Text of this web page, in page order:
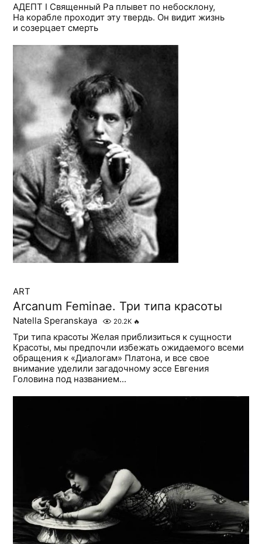
АДЕПТ I Священный Ра плывет по небосклону,
На корабле проходит эту твердь. Он видит жизнь
и созерцает смерть
ART
Arcanum Feminae. Три типа красоты
Natella Speranskaya 20.2K 🔥
Три типа красоты Желая приблизиться к сущности
Красоты, мы предпочли избежать ожидаемого всеми
обращения к «Диалогам» Платона, и все свое
внимание уделили загадочному эссе Евгения
Головина под названием...